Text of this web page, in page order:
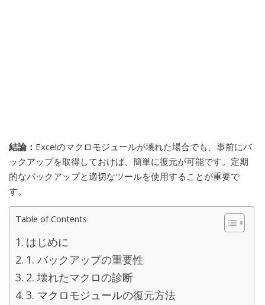
結論： Excelのマクロモジュールが壊れた場合でも、事前にバ
ックアップを取得しておけば、簡単に復元が可能です。定期
的なバックアップと適切なツールを使用することが重要で
す。
Table of Contents
はじめに
1. バックアップの重要性
2. 壊れたマクロの診断
3. マクロモジュールの復元方法